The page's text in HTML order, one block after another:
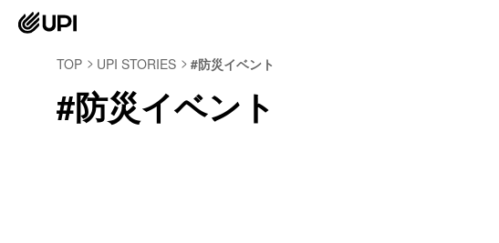
TOP UPI STORIES #防災イベント
#防災イベント